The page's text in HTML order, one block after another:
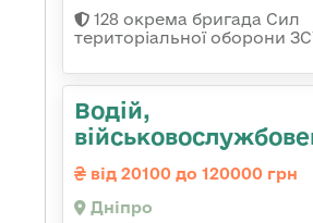
128 окрема бригада Сил
територіальної оборони
Водій,
від 20100 до 120000 грн
Дніпро